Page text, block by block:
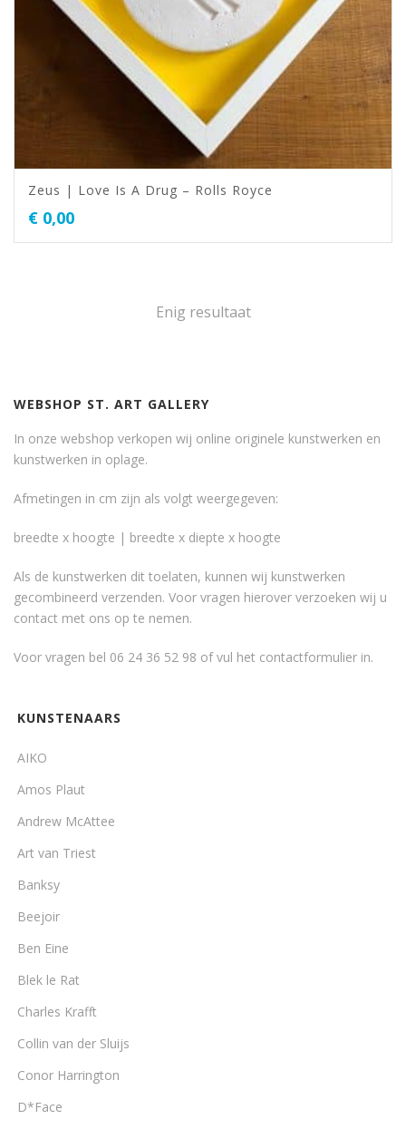
Zeus | Love Is A Drug – Rolls Royce
€ 0,00
Enig resultaat
WEBSHOP ST. ART GALLERY
In onze webshop verkopen wij online originele kunstwerken en
kunstwerken in oplage.
Afmetingen in cm zijn als volgt weergegeven:
breedte x hoogte | breedte x diepte x hoogte
Als de kunstwerken dit toelaten, kunnen wij kunstwerken
gecombineerd verzenden. Voor vragen hierover verzoeken wij u
contact met ons op te nemen.
Voor vragen bel 06 24 36 52 98 of vul het contactformulier in.
KUNSTENAARS
AIKO
Amos Plaut
Andrew McAttee
Art van Triest
Banksy
Beejoir
Ben Eine
Blek le Rat
Charles Krafft
Collin van der Sluijs
Conor Harrington
D*Face